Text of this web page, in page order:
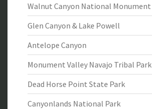
Walnut Canyon National Monument
Glen Canyon & Lake Powell
Antelope Canyon
Monument Valley Navajo Tribal Park
Dead Horse Point State Park
Canyonlands National Park